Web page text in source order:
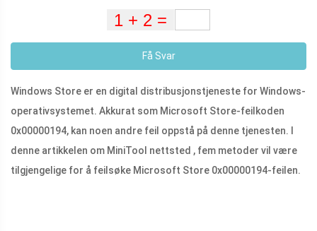
Få Svar
Windows Store er en digital distribusjonstjeneste for Windows-
operativsystemet. Akkurat som Microsoft Store-feilkoden
0x00000194, kan noen andre feil oppstå på denne tjenesten. I
denne artikkelen om MiniTool nettsted , fem metoder vil være
tilgjengelige for å feilsøke Microsoft Store 0x00000194-feilen.